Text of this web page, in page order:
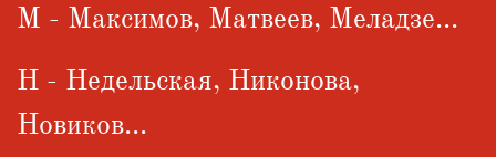
М - Максимов, Матвеев, Меладзе...
Н - Недельская, Никонова,
Новиков...